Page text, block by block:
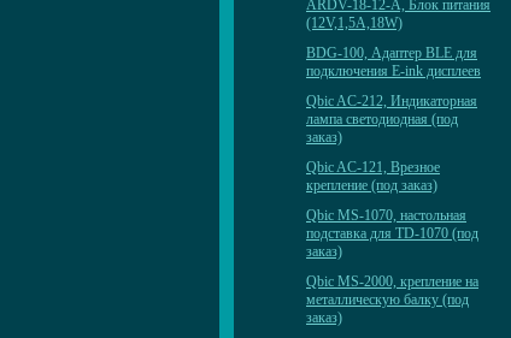
ARDV-18-12-A, Блок питания
(12V,1,5A,18W)
BDG-100, Адаптер BLE для
подключения E-ink дисплеев
Qbic AC-212, Индикаторная
лампа светодиодная (под
заказ)
Qbic AC-121, Врезное
крепление (под заказ)
Qbic MS-1070, настольная
подставка для TD-1070 (под
заказ)
Qbic MS-2000, крепление на
металлическую балку (под
заказ)